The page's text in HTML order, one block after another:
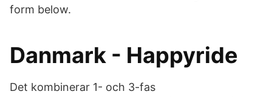
form below.
Danmark - Happyride
Det kombinerar 1- och 3-fas